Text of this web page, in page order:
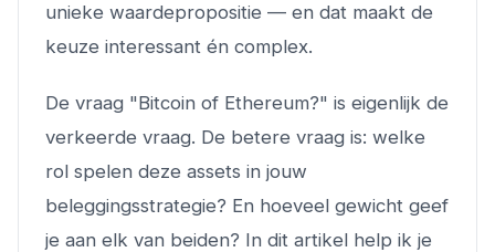
unieke waardepropositie — en dat maakt de
keuze interessant én complex.
De vraag "Bitcoin of Ethereum?" is eigenlijk de
verkeerde vraag. De betere vraag is: welke
rol spelen deze assets in jouw
beleggingsstrategie? En hoeveel gewicht geef
je aan elk van beiden? In dit artikel help ik je